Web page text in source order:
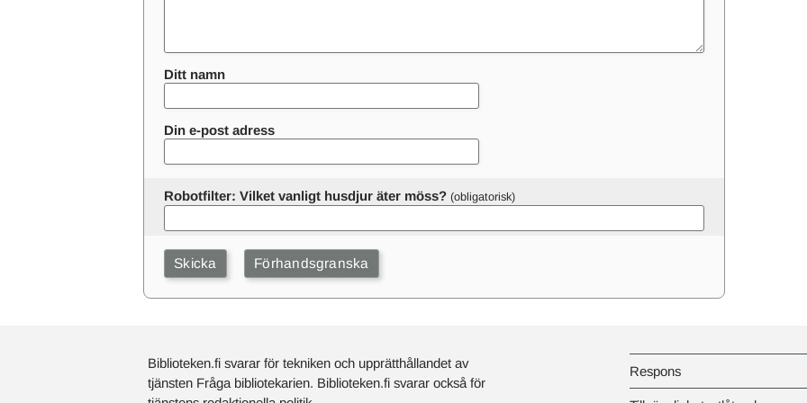
Ditt namn
Din e-post adress
Robotfilter: Vilket vanligt husdjur äter möss?
Biblioteken.fi svarar för tekniken och upprätthållandet av
tjänsten Fråga bibliotekarien. Biblioteken.fi svarar också för
Respons